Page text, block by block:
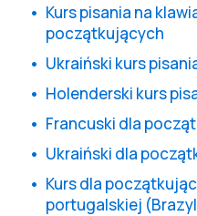
Kurs pisania na
początkujących
Ukraiński kurs
Holenderski kurs
Francuski dla
Ukraiński dla
Kurs dla
portugalskiej